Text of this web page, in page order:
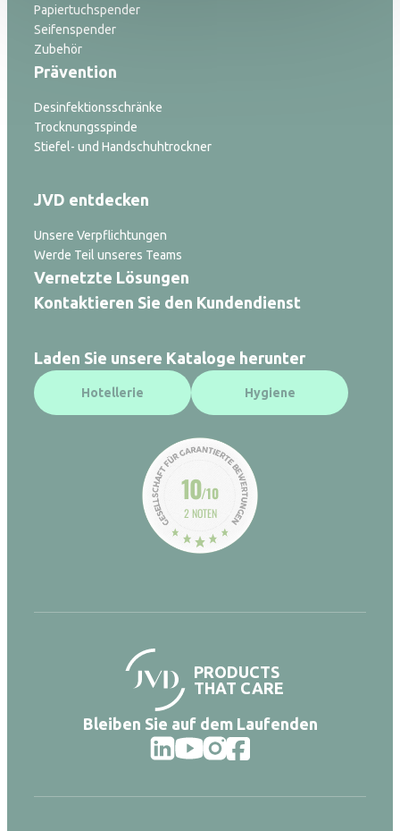
Papiertuchspender
Seifenspender
Zubehör
Prävention
Desinfektionsschränke
Trocknungsspinde
Stiefel- und Handschuhtrockner
JVD entdecken
Unsere Verpflichtungen
Werde Teil unseres Teams
Vernetzte Lösungen
Kontaktieren Sie den Kundendienst
Laden Sie unsere Kataloge herunter
Hotellerie Hygiene
10/10
2 NOTEN
PRODUCTS
THAT CARE
Bleiben Sie auf dem Laufenden